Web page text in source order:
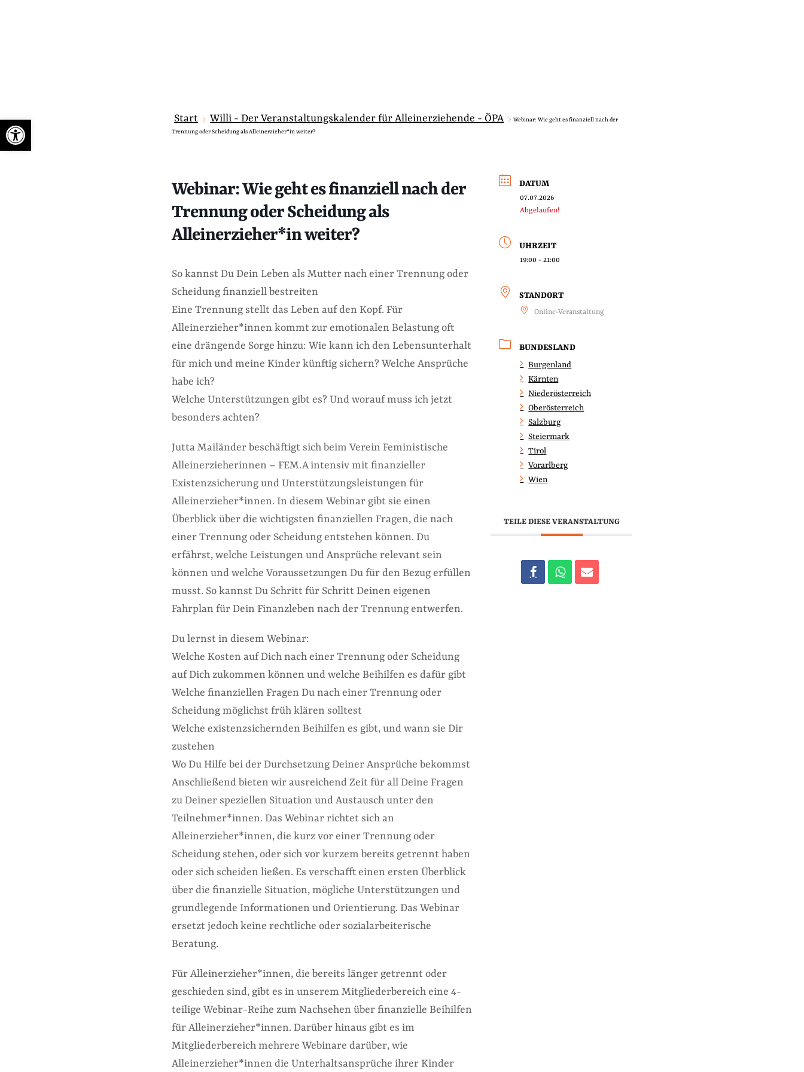
Werkzeugleiste öffnen Start Willi - Der Veranstaltungskalender für Alleinerziehende - ÖPA
Webinar: Wie geht es finanziell nach der
Trennung oder Scheidung als Alleinerzieher*in weiter?
Webinar: Wie geht es finanziell nach der
Trennung oder Scheidung als
Alleinerzieher*in weiter?
So kannst Du Dein Leben als Mutter nach einer Trennung oder
Scheidung finanziell bestreiten
Eine Trennung stellt das Leben auf den Kopf. Für
Alleinerzieher*innen kommt zur emotionalen Belastung oft
eine drängende Sorge hinzu: Wie kann ich den Lebensunterhalt
für mich und meine Kinder künftig sichern? Welche Ansprüche
habe ich?
Welche Unterstützungen gibt es? Und worauf muss ich jetzt
besonders achten?
Jutta Mailänder beschäftigt sich beim Verein Feministische
Alleinerzieherinnen – FEM.A intensiv mit finanzieller
Existenzsicherung und Unterstützungsleistungen für
Alleinerzieher*innen. In diesem Webinar gibt sie einen
Überblick über die wichtigsten finanziellen Fragen, die nach
einer Trennung oder Scheidung entstehen können. Du
erfährst, welche Leistungen und Ansprüche relevant sein
können und welche Voraussetzungen Du für den Bezug erfüllen
musst. So kannst Du Schritt für Schritt Deinen eigenen
Fahrplan für Dein Finanzleben nach der Trennung entwerfen.
Du lernst in diesem Webinar:
Welche Kosten auf Dich nach einer Trennung oder Scheidung
auf Dich zukommen können und welche Beihilfen es dafür gibt
Welche finanziellen Fragen Du nach einer Trennung oder
Scheidung möglichst früh klären solltest
Welche existenzsichernden Beihilfen es gibt, und wann sie Dir
zustehen
Wo Du Hilfe bei der Durchsetzung Deiner Ansprüche bekommst
Anschließend bieten wir ausreichend Zeit für all Deine Fragen
zu Deiner speziellen Situation und Austausch unter den
Teilnehmer*innen. Das Webinar richtet sich an
Alleinerzieher*innen, die kurz vor einer Trennung oder
Scheidung stehen, oder sich vor kurzem bereits getrennt haben
oder sich scheiden ließen. Es verschafft einen ersten Überblick
über die finanzielle Situation, mögliche Unterstützungen und
grundlegende Informationen und Orientierung. Das Webinar
ersetzt jedoch keine rechtliche oder sozialarbeiterische
Beratung.
Für Alleinerzieher*innen, die bereits länger getrennt oder
geschieden sind, gibt es in unserem Mitgliederbereich eine 4-
teilige Webinar-Reihe zum Nachsehen über finanzielle Beihilfen
für Alleinerzieher*innen. Darüber hinaus gibt es im
Mitgliederbereich mehrere Webinare darüber, wie
Alleinerzieher*innen die Unterhaltsansprüche ihrer Kinder
DATUM
07.07.2026
Abgelaufen!
UHRZEIT
19:00 - 21:00
STANDORT
Online-Veranstaltung
BUNDESLAND
Burgenland
Kärnten
Niederösterreich
Oberösterreich
Salzburg
Steiermark
Tirol
Vorarlberg
Wien
TEILE DIESE VERANSTALTUNG